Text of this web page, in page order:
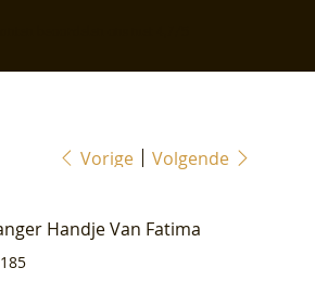
Vorige Volgende
Handje Van Fatima